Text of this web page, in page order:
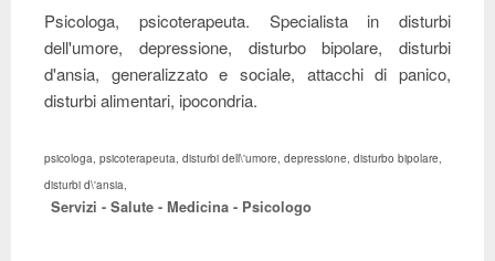
Psicologa, psicoterapeuta. Specialista in disturbi
dell'umore, depressione, disturbo bipolare, disturbi
d'ansia, generalizzato e sociale, attacchi di panico,
disturbi alimentari, ipocondria.
psicologa, psicoterapeuta, disturbi dell\'umore, depressione, disturbo bipolare,
disturbi d\'ansia,
Servizi - Salute - Medicina - Psicologo